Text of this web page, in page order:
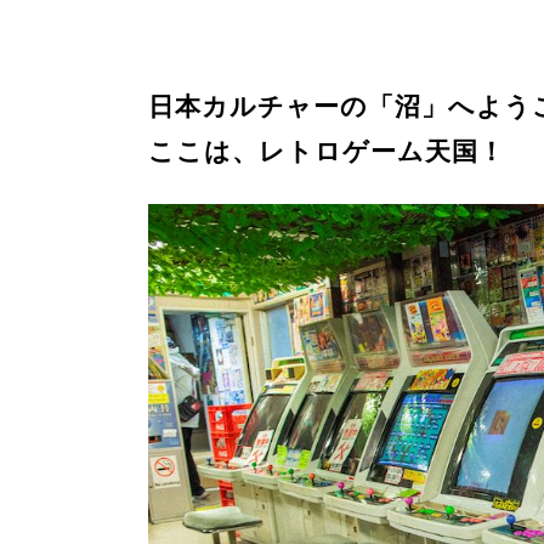
日本カルチャーの「沼」へよ
ここは、レトロゲーム天国！